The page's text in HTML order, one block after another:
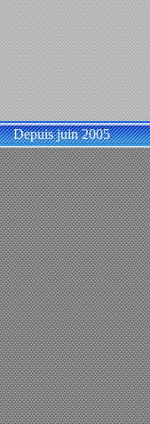
Depuis juin 2005